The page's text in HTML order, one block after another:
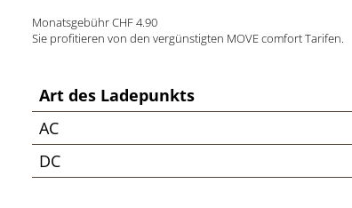
Monatsgebühr CHF 4.90
Sie profitieren von den vergünstigten MOVE comfort Tarifen.
Art des Ladepunkts
AC
DC